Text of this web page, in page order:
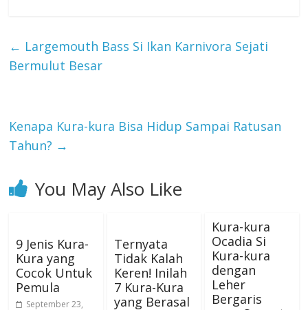
← Largemouth Bass Si Ikan Karnivora Sejati
Bermulut Besar
Kenapa Kura-kura Bisa Hidup Sampai Ratusan
Tahun? →
You May Also Like
9 Jenis Kura-
Kura yang
Cocok Untuk
Pemula
September 23,
Ternyata
Tidak Kalah
Keren! Inilah
7 Kura-Kura
yang Berasal
Kura-kura
Ocadia Si
Kura-kura
dengan
Leher
Bergaris